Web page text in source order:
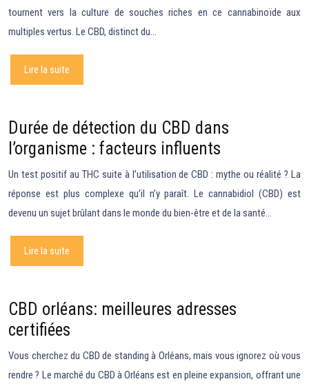
tournent vers la culture de souches riches en ce cannabinoïde aux
multiples vertus. Le CBD, distinct du…
Lire la suite
Durée de détection du CBD dans
l’organisme : facteurs influents
Un test positif au THC suite à l’utilisation de CBD : mythe ou réalité ? La
réponse est plus complexe qu’il n’y paraît. Le cannabidiol (CBD) est
devenu un sujet brûlant dans le monde du bien-être et de la santé…
Lire la suite
CBD orléans: meilleures adresses
certifiées
Vous cherchez du CBD de standing à Orléans, mais vous ignorez où vous
rendre ? Le marché du CBD à Orléans est en pleine expansion, offrant une